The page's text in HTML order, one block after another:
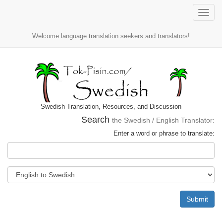
Toggle
Welcome language translation seekers and translators!
Swedish Translation, Resources, and Discussion
Search the Swedish / English Translator:
Enter a word or phrase to translate:
Submit